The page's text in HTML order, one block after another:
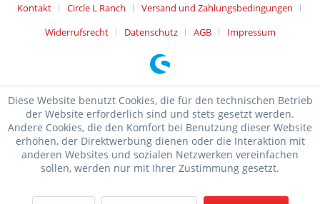
Kontakt
Circle L Ranch
Versand und Zahlungsbedingungen
Widerrufsrecht
Datenschutz AGB Impressum
Diese Website benutzt Cookies, die für den technischen Betrieb
der Website erforderlich sind und stets gesetzt werden.
Andere Cookies, die den Komfort bei Benutzung dieser Website
erhöhen, der Direktwerbung dienen oder die Interaktion mit
anderen Websites und sozialen Netzwerken vereinfachen
sollen, werden nur mit Ihrer Zustimmung gesetzt.